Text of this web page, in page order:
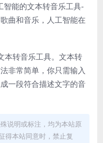
智能的文本转音乐工具-
曲和音乐，人工智能在
本转音乐工具。文本转
非常简单，你只需输入
一段符合描述文字的音
说明或标注，均为本站原
得本站同意时，禁止复